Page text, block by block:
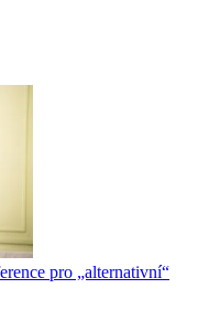
pro „alternativní“